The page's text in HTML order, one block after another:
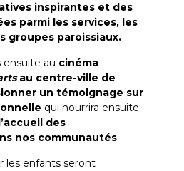
inspirantes et des
parmi les services, les
groupes paroissiaux.
ensuite au cinéma
au centre-ville de
un témoignage sur
qui nourrira ensuite
des
nos communautés.
les enfants seront